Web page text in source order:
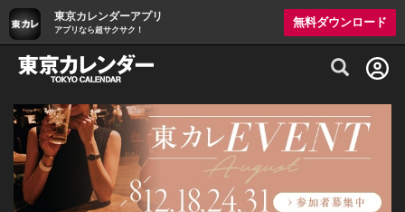
東京カレンダーアプリ
アプリなら超サクサク！
無料ダウンロード
グルメ情報・プレミアムレストラン予約